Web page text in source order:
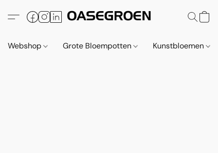
Webshop Grote Bloempotten Kunstbloemen